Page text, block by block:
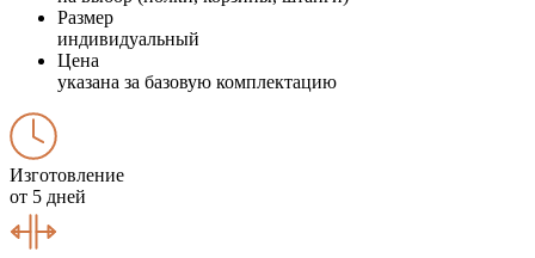
Размер
индивидуальный
Цена
указана за базовую комплектацию
Изготовление
от 5 дней